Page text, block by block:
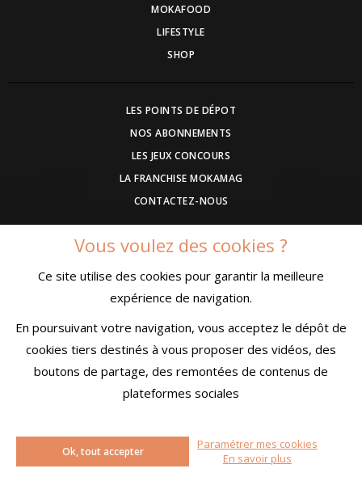
MOKAFOOD
LIFESTYLE
SHOP
LES POINTS DE DÉPOT
NOS ABONNEMENTS
LES JEUX CONCOURS
LA FRANCHISE MOKAMAG
CONTACTEZ-NOUS
DEVENEZ ANNONCEUR
COMMUNIQUEZ UN EVENEMENT
CONDITIONS GÉNÉRALES DE VENTE
MENTIONS LÉGALES
CONFIDENTIALITÉ
© MokaMag
Créé avec passion par
Pure Illusion
Vous voulez des cookies ?
Ce site utilise des cookies pour garantir la meilleure
expérience de navigation.
En poursuivant votre navigation, vous acceptez le dépôt de
cookies tiers destinés à vous proposer des vidéos, des
boutons de partage, des remontées de contenus de
plateformes sociales
Ok, tout accepter
Paramétrer mes cookies
En savoir plus